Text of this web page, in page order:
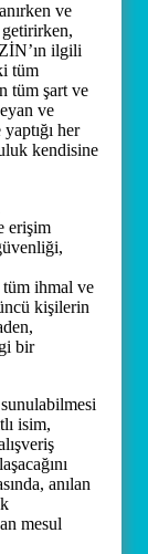
ve
ilgili
tüm
tüm şart ve
ve
her
kendisine
erişim
ihmal ve
kişilerin
bir
isim,
anılan
mesul